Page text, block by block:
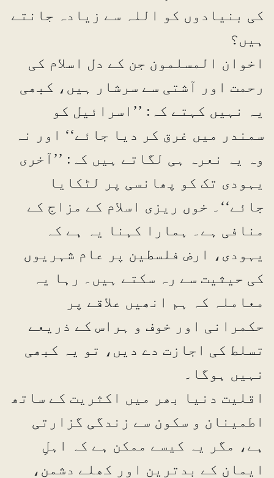
کی بنیادوں کو اللہ سے زیادہ جانتے
ہیں؟
اخوان المسلمون جن کے دل اسلام کی
رحمت اور آشتی سے سرشار ہیں، کبھی
یہ نہیں کہتے کہ: ’’اسرائیل کو
سمندر میں غرق کر دیا جائے‘‘ اور نہ
وہ یہ نعرہ ہی لگاتے ہیں کہ: ’’آخری
یہودی تک کو پھانسی پر لٹکایا
جائے‘‘۔ خوں ریزی اسلام کے مزاج کے
منافی ہے۔ ہمارا کہنا یہ ہے کہ
یہودی، ارض فلسطین پر عام شہریوں
کی حیثیت سے رہ سکتے ہیں۔ رہا یہ
معاملہ کہ ہم انھیں علاقے پر
حکمرانی اور خوف و ہراس کے ذریعے
تسلط کی اجازت دے دیں، تو یہ کبھی
نہیں ہوگا۔
اقلیت دنیا بھر میں اکثریت کے ساتھ
اطمینان و سکون سے زندگی گزارتی
ہے، مگر یہ کیسے ممکن ہے کہ اہلِ
ایمان کے بدترین اور کھلے دشمن،